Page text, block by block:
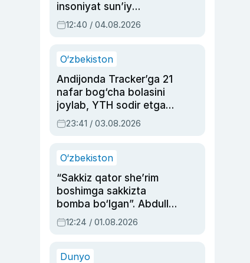
insoniyat sun’iy
intellektni boshqara
olmay qolishidan xavotir
12:40 / 04.08.2026
O‘zbekiston
Andijonda Tracker’ga 21
nafar bog‘cha bolasini
joylab, YTH sodir etgan
ayolga sud hukmi o‘qildi
23:41 / 03.08.2026
O‘zbekiston
“Sakkiz qator she’rim
boshimga sakkizta
bomba bo‘lgan”. Abdulla
Oripovni siyosiy
ayblovlardan asrab
12:24 / 01.08.2026
Dunyo